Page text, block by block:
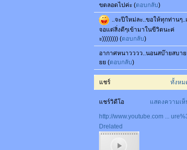
ขตลอดไปค่ะ (ตอบกลับ)
..จะปีใหม่ละ..ขอให้ทุกท่านๆ..เ
จอแต่สิ่งดีๆเข้ามาในขีวิตนะค่
ะ)))))))) (ตอบกลับ)
อากาศหนาวววว..นอนสบ๊ายสบาย
ยย (ตอบกลับ)
ทั้งหม
แชร์
แสดงความเห็
แชร์วิดีโอ
http://www.youtube.com ...
Drelated